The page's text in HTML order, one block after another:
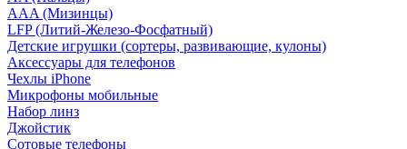
AAA (Мизинцы)
LFP (Литий-Железо-Фосфатный)
Детские игрушки (сортеры, развивающие, кулоны)
Аксессуары для телефонов
Чехлы iPhone
Микрофоны мобильные
Набор линз
Джойстик
Сотовые телефоны